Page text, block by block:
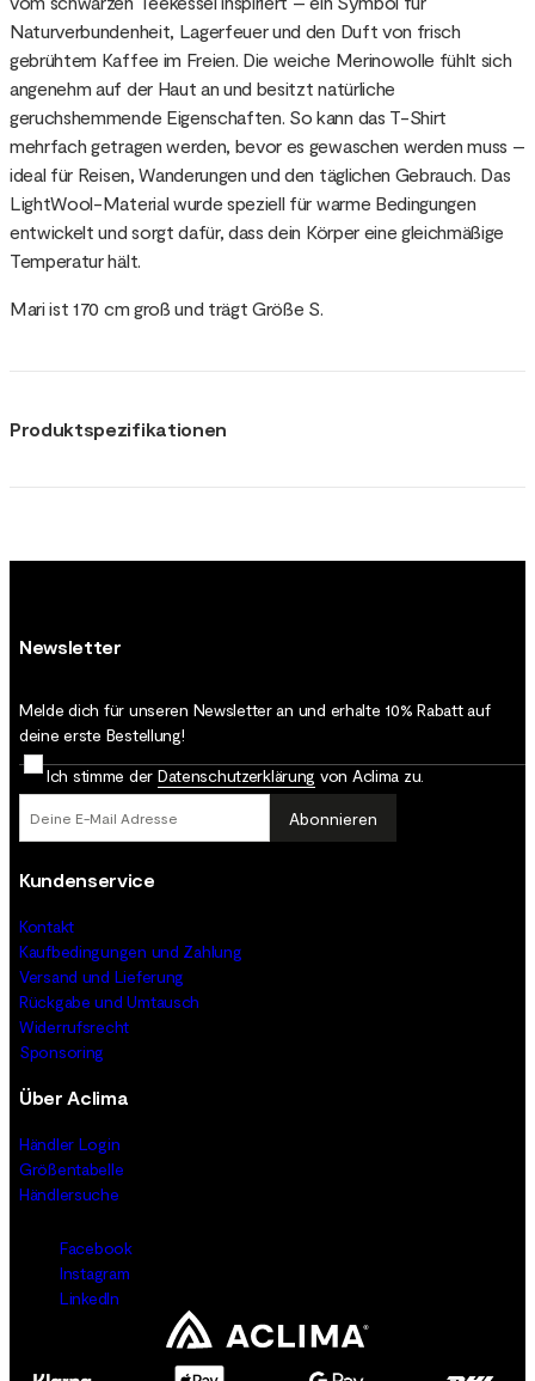
Naturverbundenheit, Lagerfeuer und den Duft von frisch
gebrühtem Kaffee im Freien. Die weiche Merinowolle fühlt sich
angenehm auf der Haut an und besitzt natürliche
geruchshemmende Eigenschaften. So kann das T-Shirt
mehrfach getragen werden, bevor es gewaschen werden muss –
ideal für Reisen, Wanderungen und den täglichen Gebrauch. Das
LightWool-Material wurde speziell für warme Bedingungen
entwickelt und sorgt dafür, dass dein Körper eine gleichmäßige
Temperatur hält.
Mari ist 170 cm groß und trägt Größe S.
Produktspezifikationen
Newsletter
Melde dich für unseren Newsletter an und erhalte 10% Rabatt auf
deine erste Bestellung!
Ich stimme der Datenschutz­erklärung von Aclima zu.
Abonnieren
Kundenservice
Kontakt
Kaufbedingungen und Zahlung
Versand und Lieferung
Rückgabe und Umtausch
Widerrufsrecht
Sponsoring
Über Aclima
Händler Login
Größentabelle
Händlersuche
Facebook
Instagram
LinkedIn